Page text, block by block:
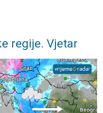
regije. Vjetar